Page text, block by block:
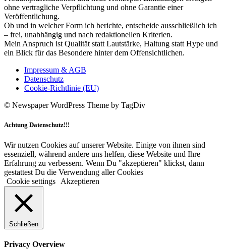
ohne vertragliche Verpflichtung und ohne Garantie einer
Veröffentlichung.
Ob und in welcher Form ich berichte, entscheide ausschließlich ich
– frei, unabhängig und nach redaktionellen Kriterien.
Mein Anspruch ist Qualität statt Lautstärke, Haltung statt Hype und
ein Blick für das Besondere hinter dem Offensichtlichen.
Impressum & AGB
Datenschutz
Cookie-Richtlinie (EU)
© Newspaper WordPress Theme by TagDiv
Achtung Datenschutz!!!
Wir nutzen Cookies auf unserer Website. Einige von ihnen sind
essenziell, während andere uns helfen, diese Website und Ihre
Erfahrung zu verbessern. Wenn Du "akzeptieren" klickst, dann
gestattest Du die Verwendung aller Cookies
Cookie settings
Akzeptieren
Schließen
Privacy Overview